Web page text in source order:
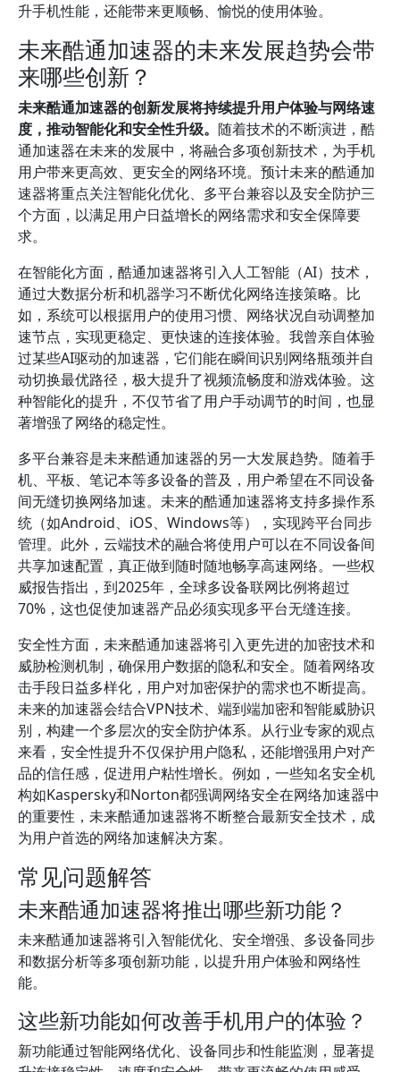
升手机性能，还能带来更顺畅、愉悦的使用体验。
未来酷通加速器的未来发展趋势会带
来哪些创新？
未来酷通加速器的创新发展将持续提升用户体验与网络速
度，推动智能化和安全性升级。 随着技术的不断演进，酷
通加速器在未来的发展中，将融合多项创新技术，为手机
用户带来更高效、更安全的网络环境。预计未来的酷通加
速器将重点关注智能化优化、多平台兼容以及安全防护三
个方面，以满足用户日益增长的网络需求和安全保障要
求。
在智能化方面，酷通加速器将引入人工智能（AI）技术，
通过大数据分析和机器学习不断优化网络连接策略。比
如，系统可以根据用户的使用习惯、网络状况自动调整加
速节点，实现更稳定、更快速的连接体验。我曾亲自体验
过某些AI驱动的加速器，它们能在瞬间识别网络瓶颈并自
动切换最优路径，极大提升了视频流畅度和游戏体验。这
种智能化的提升，不仅节省了用户手动调节的时间，也显
著增强了网络的稳定性。
多平台兼容是未来酷通加速器的另一大发展趋势。随着手
机、平板、笔记本等多设备的普及，用户希望在不同设备
间无缝切换网络加速。未来的酷通加速器将支持多操作系
统（如Android、iOS、Windows等），实现跨平台同步
管理。此外，云端技术的融合将使用户可以在不同设备间
共享加速配置，真正做到随时随地畅享高速网络。一些权
威报告指出，到2025年，全球多设备联网比例将超过
70%，这也促使加速器产品必须实现多平台无缝连接。
安全性方面，未来酷通加速器将引入更先进的加密技术和
威胁检测机制，确保用户数据的隐私和安全。随着网络攻
击手段日益多样化，用户对加密保护的需求也不断提高。
未来的加速器会结合VPN技术、端到端加密和智能威胁识
别，构建一个多层次的安全防护体系。从行业专家的观点
来看，安全性提升不仅保护用户隐私，还能增强用户对产
品的信任感，促进用户粘性增长。例如，一些知名安全机
构如Kaspersky和Norton都强调网络安全在网络加速器中
的重要性，未来酷通加速器将不断整合最新安全技术，成
为用户首选的网络加速解决方案。
常见问题解答
未来酷通加速器将推出哪些新功能？
未来酷通加速器将引入智能优化、安全增强、多设备同步
和数据分析等多项创新功能，以提升用户体验和网络性
能。
这些新功能如何改善手机用户的体验？
新功能通过智能网络优化、设备同步和性能监测，显著提